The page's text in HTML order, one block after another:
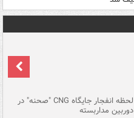
لحظه انفجار جایگاه CNG "صحنه" در
دوربین مداربسته